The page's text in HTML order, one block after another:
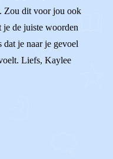
Zou dit voor jou ook
de juiste woorden
je naar je gevoel
Liefs, Kaylee